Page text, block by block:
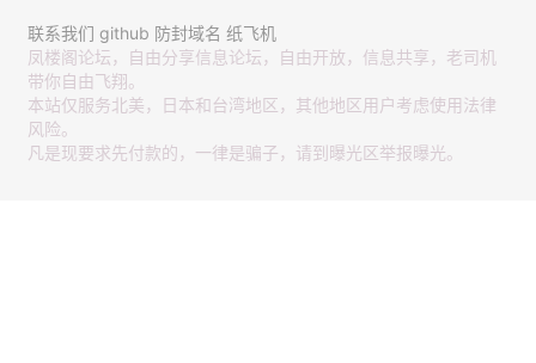
联系我们 github 防封域名 纸飞机
凤楼阁论坛，自由分享信息论坛，自由开放，信息共享，老司机
带你自由飞翔。
本站仅服务北美，日本和台湾地区，其他地区用户考虑使用法律
风险。
凡是现要求先付款的，一律是骗子，请到曝光区举报曝光。